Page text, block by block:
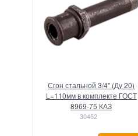
Сгон стальной 3/4" (Ду 20)
L=110мм в комплекте ГОСТ
8969-75 КАЗ
30452